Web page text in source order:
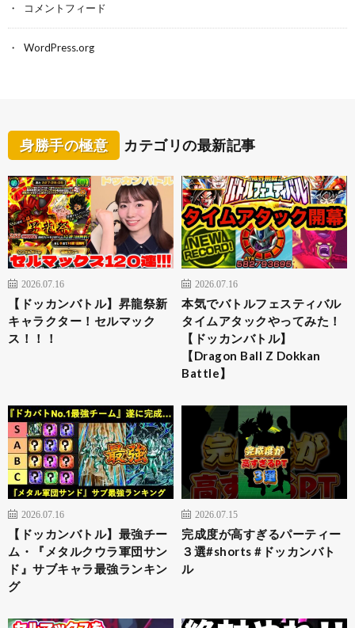
コメントフィード
WordPress.org
身勝手の極意 カテゴリの最新記事
2026.07.16
【ドッカンバトル】昇龍祭新
キャラクター！セルマック
ス！！！
2026.07.16
本気でバトルフェスティバル
タイムアタックやってみた！
【ドッカンバトル】
【Dragon Ball Z Dokkan
Battle】
2026.07.16
【ドッカンバトル】最強チー
ム・『メタルクウラ軍団サン
ド』サブキャラ最強ランキン
グ
2026.07.15
完成度が高すぎるパーティー
３選#shorts #ドッカンバト
ル